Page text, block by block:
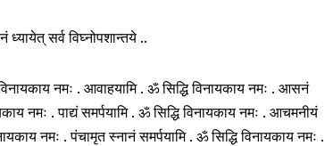
सर्व विघ्नोपशान्तये ..
नमः . आवाहयामि . ॐ सिद्धि विनायकाय नमः . आसनं
नमः . पाद्यं समर्पयामि . ॐ सिद्धि विनायकाय नमः . आचमनीयं
नमः . पंचामृत स्नानं समर्पयामि . ॐ सिद्धि विनायकाय नमः .